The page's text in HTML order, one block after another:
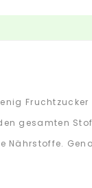
Fruchtzucker
gesamten
Nährstoffe.